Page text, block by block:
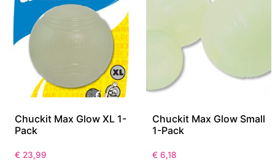
Chuckit Max Glow XL 1-
Pack
€ 23,99
Chuckit Max Glow Small
1-Pack
€ 6,18